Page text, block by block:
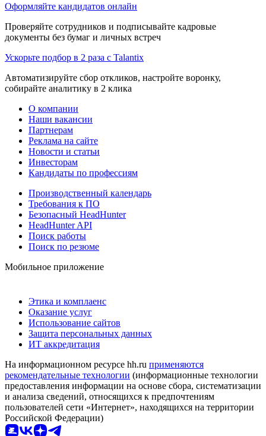
Оформляйте кандидатов онлайн
Проверяйте сотрудников и подписывайте кадровые
документы без бумаг и личных встреч
Ускорьте подбор в 2 раза с Talantix
Автоматизируйте сбор откликов, настройте воронку,
собирайте аналитику в 2 клика
О компании
Наши вакансии
Партнерам
Реклама на сайте
Новости и статьи
Инвесторам
Кандидаты по профессиям
Производственный календарь
Требования к ПО
Безопасный HeadHunter
HeadHunter API
Поиск работы
Поиск по резюме
Мобильное приложение
Этика и комплаенс
Оказание услуг
Использование сайтов
Защита персональных данных
ИТ аккредитация
На информационном ресурсе hh.ru применяются
рекомендательные технологии (информационные технологии
предоставления информации на основе сбора, систематизации
и анализа сведений, относящихся к предпочтениям
пользователей сети «Интернет», находящихся на территории
Российской Федерации)